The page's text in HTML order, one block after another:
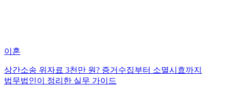
이혼
상간소송 위자료 3천만 원? 증거수집부터 소멸시효까지
법무법인이 정리한 실무 가이드